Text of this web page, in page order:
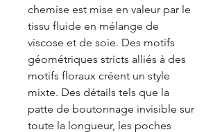
chemise est mise en valeur par le
tissu fluide en mélange de
viscose et de soie. Des motifs
géométriques stricts alliés à des
motifs floraux créent un style
mixte. Des détails tels que la
patte de boutonnage invisible sur
toute la longueur, les poches